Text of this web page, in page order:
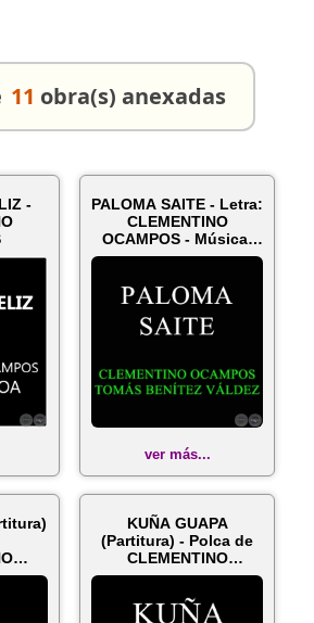
11 obra(s) anexadas
-
PALOMA SAITE - Letra:
CLEMENTINO
OCAMPOS - Música:
TOMÁS BENÍTEZ ...
ver más...
KUÑA GUAPA
(Partitura) - Polca de
CLEMENTINO
OCAMPOS